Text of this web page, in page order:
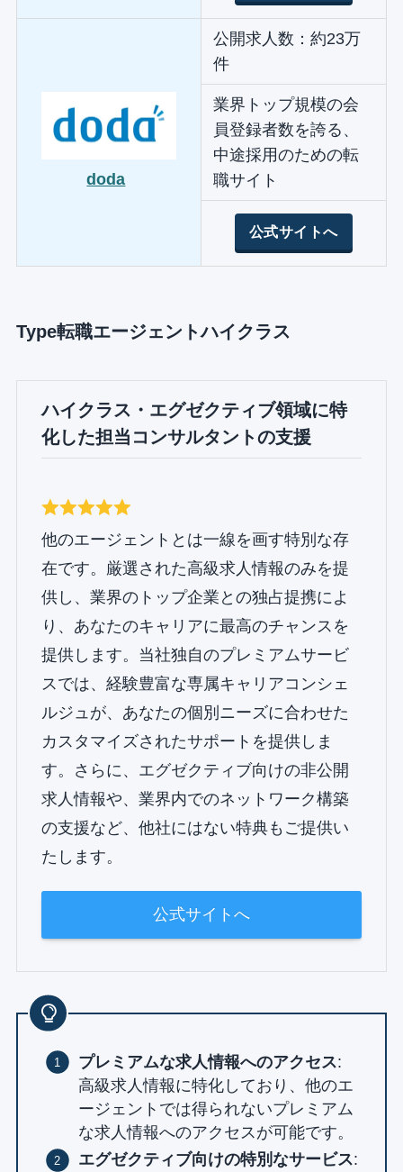
doda
公開求人数：約23万
件
業界トップ規模の会
員登録者数を誇る、
中途採用のための転
職サイト
公式サイトへ
Type転職エージェントハイクラス
ハイクラス・エグゼクティブ領域に特
化した担当コンサルタントの支援
他のエージェントとは一線を画す特別な存
在です。厳選された高級求人情報のみを提
供し、業界のトップ企業との独占提携によ
り、あなたのキャリアに最高のチャンスを
提供します。当社独自のプレミアムサービ
スでは、経験豊富な専属キャリアコンシェ
ルジュが、あなたの個別ニーズに合わせた
カスタマイズされたサポートを提供しま
す。さらに、エグゼクティブ向けの非公開
求人情報や、業界内でのネットワーク構築
の支援など、他社にはない特典もご提供い
たします。
公式サイトへ
プレミアムな求人情報へのアクセス:
高級求人情報に特化しており、他のエ
ージェントでは得られないプレミアム
な求人情報へのアクセスが可能です。
エグゼクティブ向けの特別なサービス: